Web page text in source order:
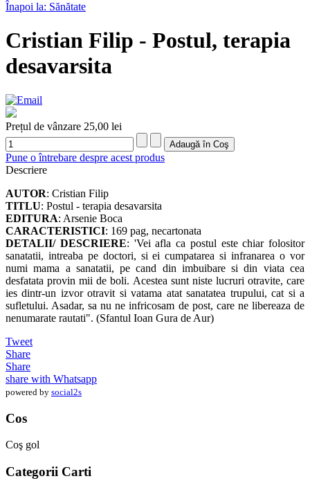
Înapoi la: Sănătate
Cristian Filip - Postul, terapia
desavarsita
Prețul de vânzare 25,00 lei
Pune o întrebare despre acest produs
Descriere
AUTOR: Cristian Filip
TITLU: Postul - terapia desavarsita
EDITURA: Arsenie Boca
CARACTERISTICI: 169 pag, necartonata
DETALII/ DESCRIERE: 'Vei afla ca postul este chiar folositor
sanatatii, intreaba pe doctori, si ei cumpatarea si infranarea o vor
numi mama a sanatatii, pe cand din imbuibare si din viata cea
desfatata provin mii de boli. Acestea sunt niste lucruri otravite, care
ies dintr-un izvor otravit si vatama atat sanatatea trupului, cat si a
sufletului. Asadar, sa nu ne infricosam de post, care ne libereaza de
nenumarate rautati". (Sfantul Ioan Gura de Aur)
Tweet
Share
Share
share with Whatsapp
powered by social2s
Cos
Coş gol
Categorii Carti